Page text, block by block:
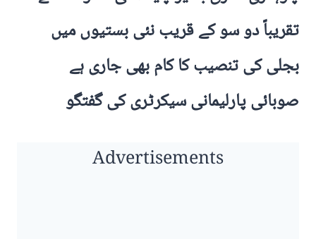
تقریباً دو سو کے قریب نئی بستیوں میں
بجلی کی تنصیب کا کام بھی جاری ہے
صوبائی پارلیمانی سیکرٹری کی گفتگو
Advertisements